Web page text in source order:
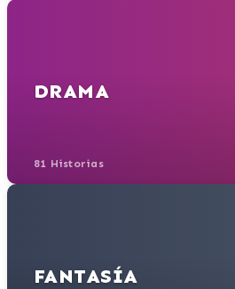
DRAMA
81 Historias
FANTASÍA